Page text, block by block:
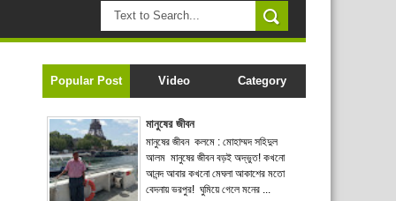
Popular Post Video Category
মানুষের জীবন
মানুষের জীবন কলমে : মোহাম্মদ সহিদুল
আলম মানুষের জীবন বড়ই অদ্ভুত! কখনো
আনন্দ আবার কখনো মেঘলা আকাশের মতো
বেদনায় ভরপুর! ঘুমিয়ে গেলে মনের ...